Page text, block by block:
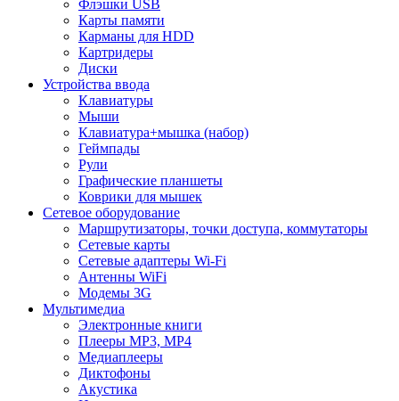
Флэшки USB
Карты памяти
Карманы для HDD
Картридеры
Диски
Устройства ввода
Клавиатуры
Мыши
Клавиатура+мышка (набор)
Геймпады
Рули
Графические планшеты
Коврики для мышек
Сетевое оборудование
Маршрутизаторы, точки доступа, коммутаторы
Сетевые карты
Сетевые адаптеры Wi-Fi
Антенны WiFi
Модемы 3G
Мультимедиа
Электронные книги
Плееры MP3, MP4
Медиаплееры
Диктофоны
Акустика